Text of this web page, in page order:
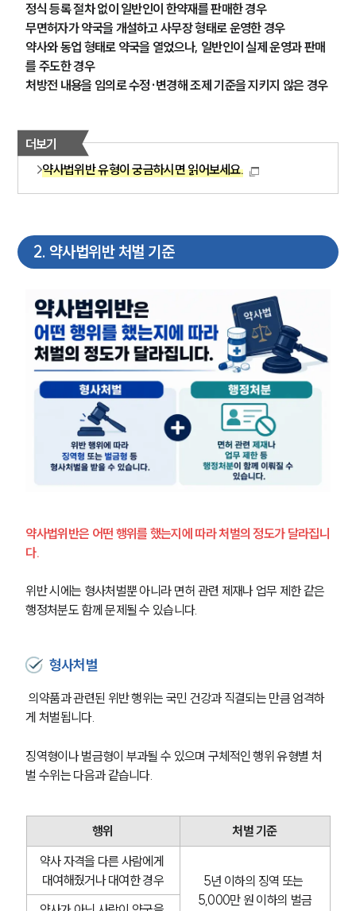
정식 등록 절차 없이 일반인이 한약재를 판매한 경우
무면허자가 약국을 개설하고 사무장 형태로 운영한 경우
약사와 동업 형태로 약국을 열었으나, 일반인이 실제 운영과 판매
를 주도한 경우
처방전 내용을 임의로 수정·변경해 조제 기준을 지키지 않은 경우
더보기
약사법위반 유형이 궁금하시면 읽어보세요.
2. 약사법위반 처벌 기준
약사법위반은 어떤 행위를 했는지에 따라 처벌의 정도가 달라집니
다.
위반 시에는 형사처벌뿐 아니라 면허 관련 제재나 업무 제한 같은
행정처분도 함께 문제될 수 있습니다.
형사처벌
게 처벌됩니다.
징역형이나 벌금형이 부과될 수 있으며 구체적인 행위 유형별 처
벌 수위는 다음과 같습니다.
행위
처벌 기준
약사 자격을 다른 사람에게
대여해줬거나 대여한 경우
5년 이하의 징역 또는
5,000만 원 이하의 벌금